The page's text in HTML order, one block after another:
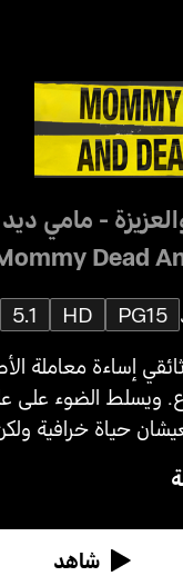
- مامي
Dead
PG15
HD
5.1
إساءة معاملة
ويسلط الضوء على
حياة خرافية
شاهد